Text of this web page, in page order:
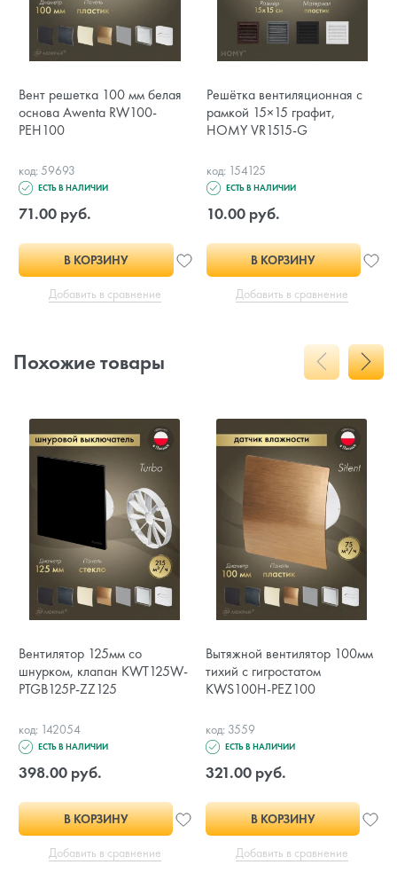
Вент решетка 100 мм белая
основа Awenta RW100-
PEH100
код: 59693
ЕСТЬ В НАЛИЧИИ
71.00 руб.
В КОРЗИНУ
Добавить в сравнение
Решётка вентиляционная с
рамкой 15×15 графит,
HOMY VR1515-G
код: 154125
ЕСТЬ В НАЛИЧИИ
10.00 руб.
В КОРЗИНУ
Добавить в сравнение
Похожие товары
Вентилятор 125мм со
шнурком, клапан KWT125W-
PTGB125P-ZZ125
код: 142054
ЕСТЬ В НАЛИЧИИ
398.00 руб.
В КОРЗИНУ
Добавить в сравнение
Вытяжной вентилятор 100мм
тихий с гигростатом
KWS100H-PEZ100
код: 3559
ЕСТЬ В НАЛИЧИИ
321.00 руб.
В КОРЗИНУ
Добавить в сравнение